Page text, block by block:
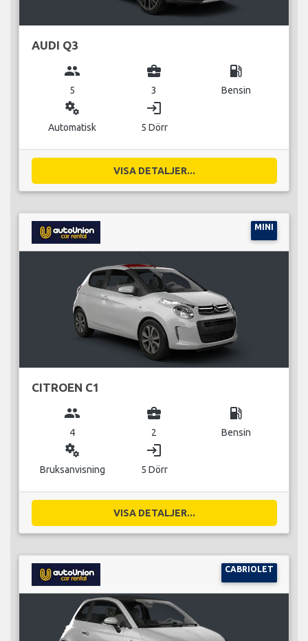
AUDI Q3
group
5
business_center
3
local_gas_station
Bensin
miscellaneous_services
Automatisk
login
5 Dörr
VISA DETALJER...
MINI
CITROEN C1
group
4
business_center
2
local_gas_station
Bensin
miscellaneous_services
Bruksanvisning
login
5 Dörr
VISA DETALJER...
CABRIOLET